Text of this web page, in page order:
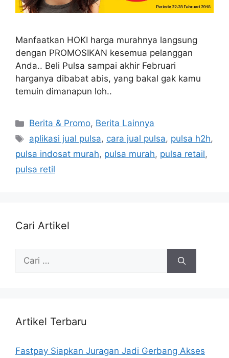
Manfaatkan HOKI harga murahnya langsung
dengan PROMOSIKAN kesemua pelanggan
Anda.. Beli Pulsa sampai akhir Februari
harganya dibabat abis, yang bakal gak kamu
temuin dimanapun loh..
Berita & Promo, Berita Lainnya
aplikasi jual pulsa, cara jual pulsa, pulsa h2h,
pulsa indosat murah, pulsa murah, pulsa retail,
pulsa retil
Cari Artikel
Artikel Terbaru
Fastpay Siapkan Juragan Jadi Gerbang Akses